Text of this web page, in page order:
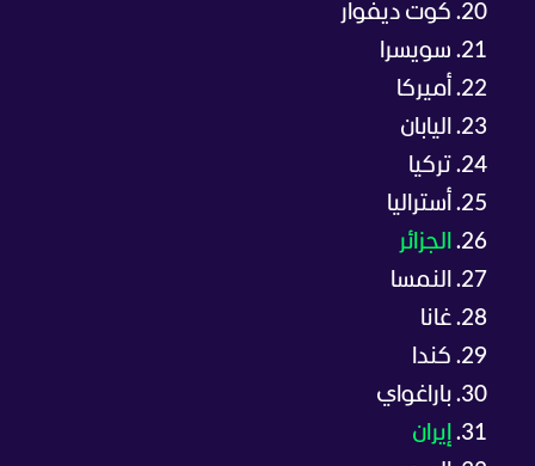
كوت ديفوار
سويسرا
أميركا
اليابان
تركيا
أستراليا
الجزائر
النمسا
غانا
كندا
باراغواي
إيران